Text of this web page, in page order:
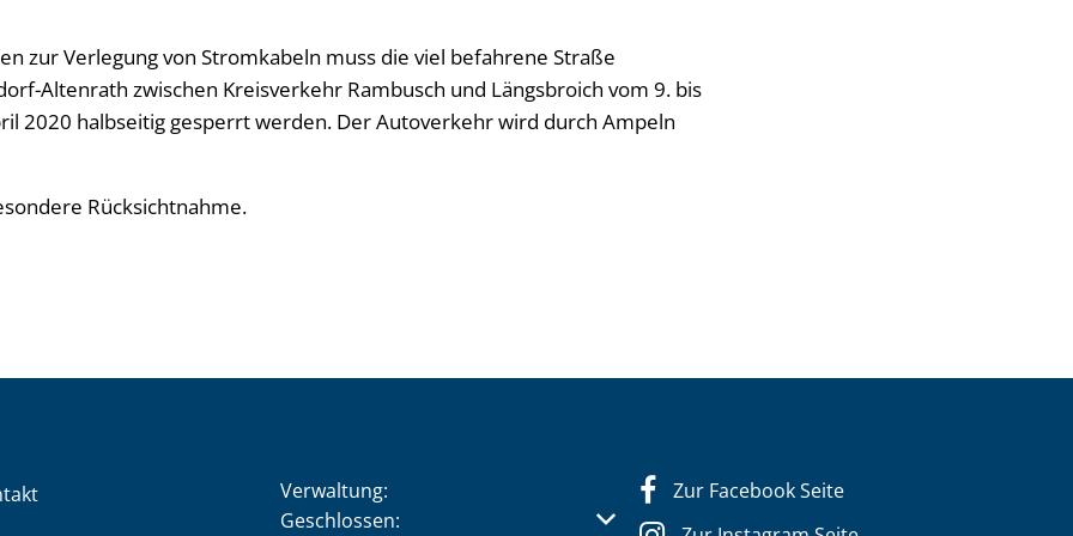
zur Verlegung von Stromkabeln muss die viel befahrene Straße
Altenrath zwischen Kreisverkehr Rambusch und Längsbroich vom 9. bis
2020 halbseitig gesperrt werden. Der Autoverkehr wird durch Ampeln
Rücksichtnahme.
Verwaltung:
Klicken, um weitere Öffnungs- oder Schließzeiten auszublenden
Geschlossen:
Zur Facebook Seite